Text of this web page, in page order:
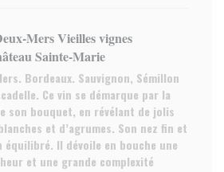
Mers Vieilles vignes
Sainte-Marie
Bordeaux. Sauvignon, Sémillon
Ce vin se démarque par la
son bouquet, en révélant de jolis
et d’agrumes. Son nez fin et
Il dévoile en bouche une
et une grande complexité